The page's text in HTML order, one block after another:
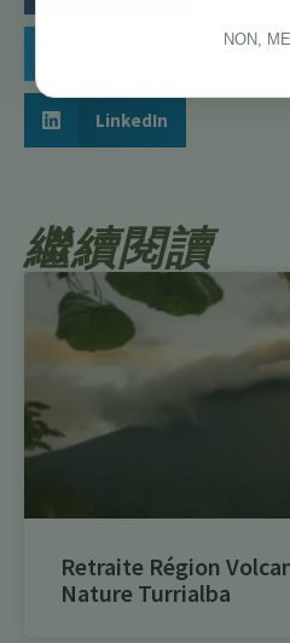
LinkedIn
繼續閱讀
Retraite Région
Nature Turrialba
NON,